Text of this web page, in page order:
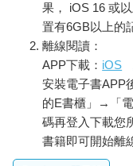
果， iOS 16 或
置有6GB以上的
離線閱讀：
APP下載： iOS
安裝電子書APP
的E書櫃」→「
碼再登入下載您
書籍即可開始離